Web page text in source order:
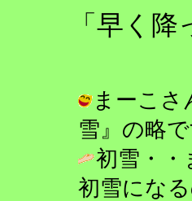
「早く
まーこさ
雪』の略
初雪・・
初雪にな